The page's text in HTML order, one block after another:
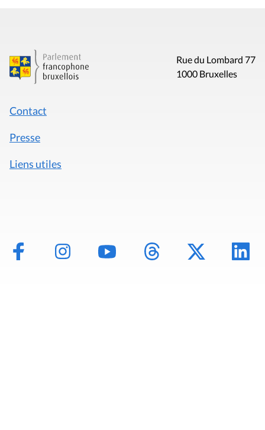
Rue du Lombard 77
1000 Bruxelles
Contact
Presse
Liens utiles